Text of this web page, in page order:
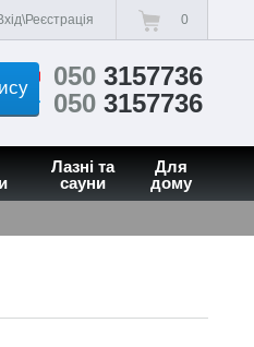
0
050 3157736
050 3157736
Лазні та
сауни
Для
дому